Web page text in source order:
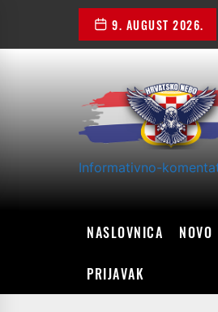
the
9. AUGUST 2026.
Informativno-
NASLOVNICA NOVO
PRIJAVAK